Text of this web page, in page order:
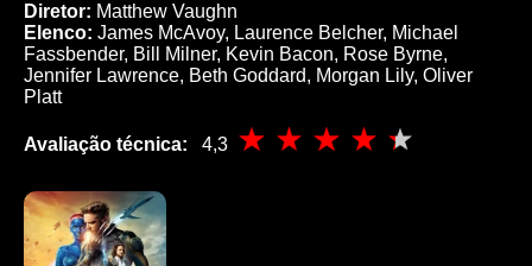
Diretor: Matthew Vaughn
Elenco: James McAvoy, Laurence Belcher, Michael
Fassbender, Bill Milner, Kevin Bacon, Rose Byrne,
Jennifer Lawrence, Beth Goddard, Morgan Lily, Oliver
Platt
Avaliação técnica: 4,3